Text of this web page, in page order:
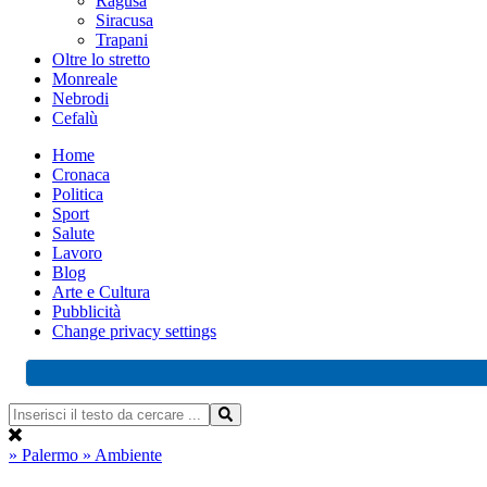
Siracusa
Trapani
Oltre lo stretto
Monreale
Nebrodi
Cefalù
Home
Cronaca
Politica
Sport
Salute
Lavoro
Blog
Arte e Cultura
Pubblicità
Change privacy settings
» Palermo » Ambiente